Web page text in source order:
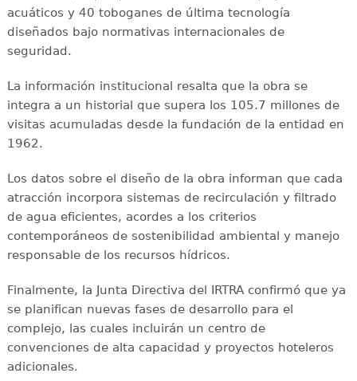
acuáticos y 40 toboganes de última tecnología
diseñados bajo normativas internacionales de
seguridad.
La información institucional resalta que la obra se
integra a un historial que supera los 105.7 millones de
visitas acumuladas desde la fundación de la entidad en
1962.
Los datos sobre el diseño de la obra informan que cada
atracción incorpora sistemas de recirculación y filtrado
de agua eficientes, acordes a los criterios
contemporáneos de sostenibilidad ambiental y manejo
responsable de los recursos hídricos.
Finalmente, la Junta Directiva del IRTRA confirmó que ya
se planifican nuevas fases de desarrollo para el
complejo, las cuales incluirán un centro de
convenciones de alta capacidad y proyectos hoteleros
adicionales.